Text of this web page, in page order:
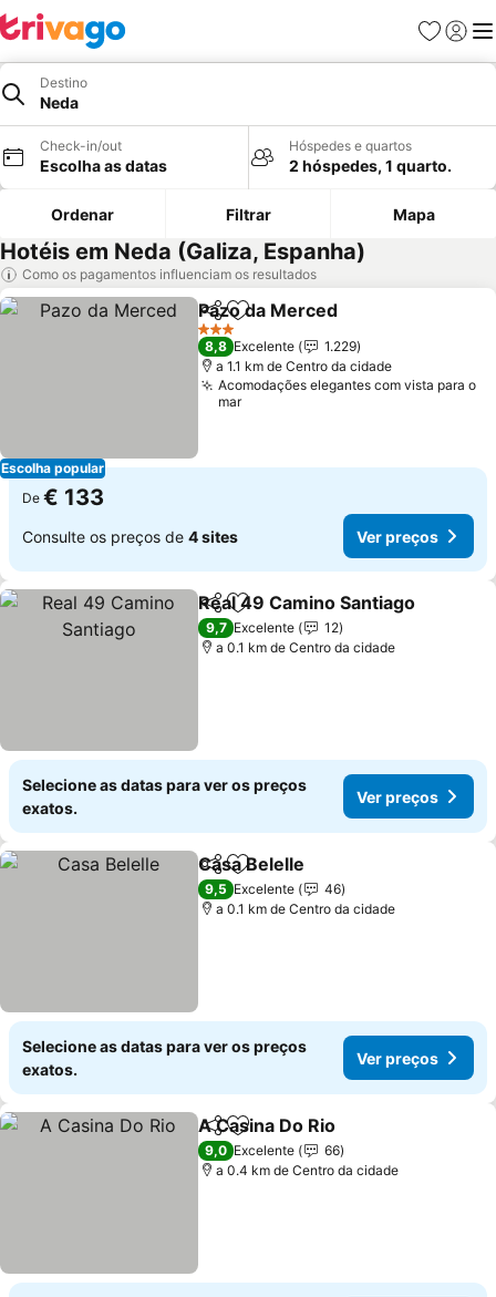
Favoritos
Iniciar
Destino
Neda
Check-in/out
Escolha as datas
Hóspedes e quartos
2 hóspedes, 1 quarto.
Ordenar Filtrar Mapa
Hotéis em Neda (Galiza, Espanha)
Como os pagamentos influenciam os resultados
Escolha popular
PartilharAdicionar aos favoritos
Pazo da Merced
3 Estrelas
8,8 Excelente
1.229
a 1.1 km de Centro da cidade
Acomodações elegantes com vista para o
mar
De € 133
Consulte os preços de 4 sites Ver preços
PartilharAdicionar aos favoritos
Real 49 Camino Santiago
9,7 Excelente
12
a 0.1 km de Centro da cidade
Selecione as datas para ver os preços
exatos.
Ver preços
PartilharAdicionar aos favoritos
Casa Belelle
9,5 Excelente
46
a 0.1 km de Centro da cidade
Selecione as datas para ver os preços
exatos.
Ver preços
PartilharAdicionar aos favoritos
A Casina Do Rio
9,0 Excelente
66
a 0.4 km de Centro da cidade